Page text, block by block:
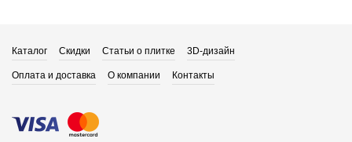
Каталог Скидки Статьи о плитке 3D-дизайн
Оплата и доставка О компании Контакты